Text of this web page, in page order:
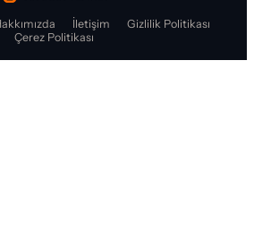
İletişim
Gizlilik Politikası
Çerez Politikası